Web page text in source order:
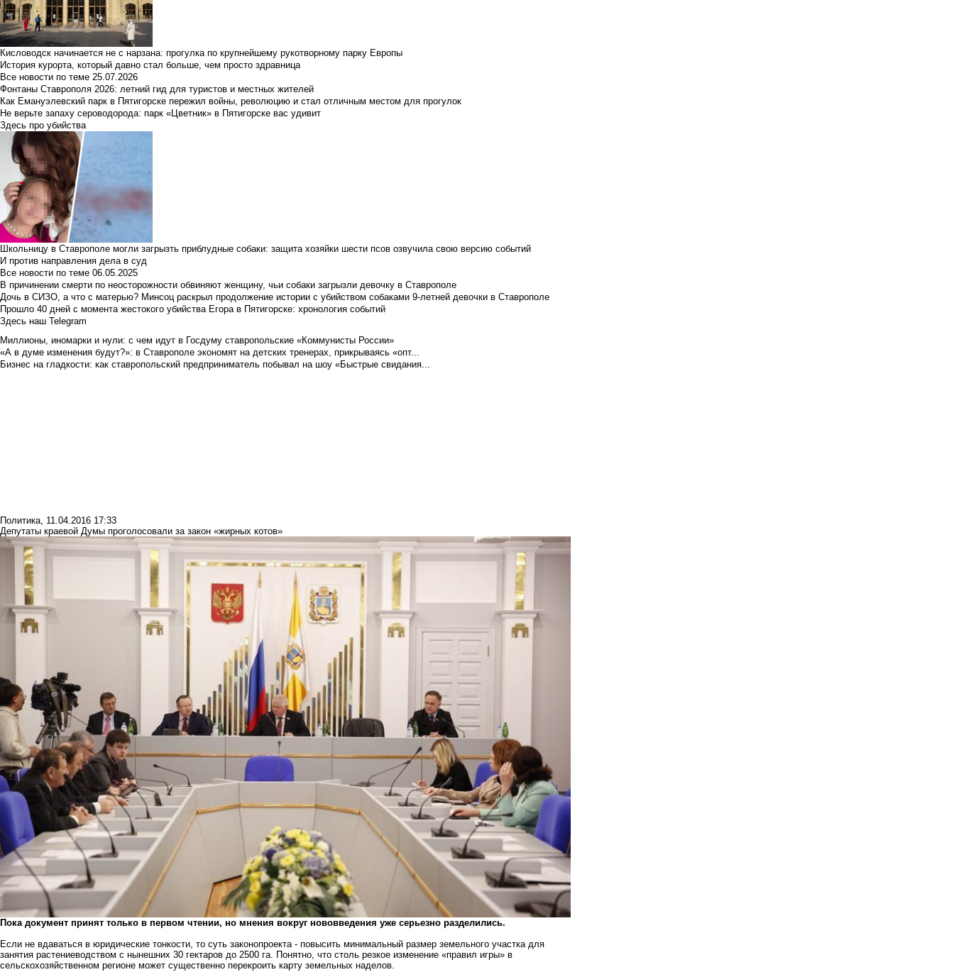
Кисловодск начинается не с нарзана: прогулка по крупнейшему рукотворному парку Европы
История курорта, который давно стал больше, чем просто здравница
Все новости по теме 25.07.2026
Фонтаны Ставрополя 2026: летний гид для туристов и местных жителей
Как Емануэлевский парк в Пятигорске пережил войны, революцию и стал отличным местом для прогулок
Не верьте запаху сероводорода: парк «Цветник» в Пятигорске вас удивит
Здесь про убийства
Школьницу в Ставрополе могли загрызть приблудные собаки: защита хозяйки шести псов озвучила свою версию событий
И против направления дела в суд
Все новости по теме 06.05.2025
В причинении смерти по неосторожности обвиняют женщину, чьи собаки загрызли девочку в Ставрополе
Дочь в СИЗО, а что с матерью? Минсоц раскрыл продолжение истории с убийством собаками 9-летней девочки в Ставрополе
Прошло 40 дней с момента жестокого убийства Егора в Пятигорске: хронология событий
Здесь наш Telegram
Миллионы, иномарки и нули: с чем идут в Госдуму ставропольские «Коммунисты России»
«А в думе изменения будут?»: в Ставрополе экономят на детских тренерах, прикрываясь «опт...
Бизнес на гладкости: как ставропольский предприниматель побывал на шоу «Быстрые свидания...
Политика, 11.04.2016 17:33
Депутаты краевой Думы проголосовали за закон «жирных котов»
Пока документ принят только в первом чтении, но мнения вокруг нововведения уже серьезно разделились.
Если не вдаваться в юридические тонкости, то суть законопроекта - повысить минимальный размер земельного участка для
занятия растениеводством с нынешних 30 гектаров до 2500 га. Понятно, что столь резкое изменение «правил игры» в
сельскохозяйственном регионе может существенно перекроить карту земельных наделов.